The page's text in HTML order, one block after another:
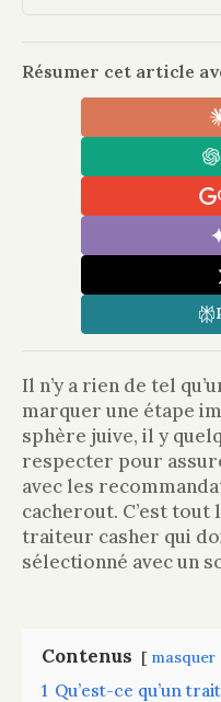
Résumer cet article
Il n’y a rien de tel
marquer une étape
sphère juive, il y
respecter pour
avec les
cacherout. C’est
traiteur casher qui
sélectionné avec un
Contenus masquer
1 Qu’est-ce qu’un